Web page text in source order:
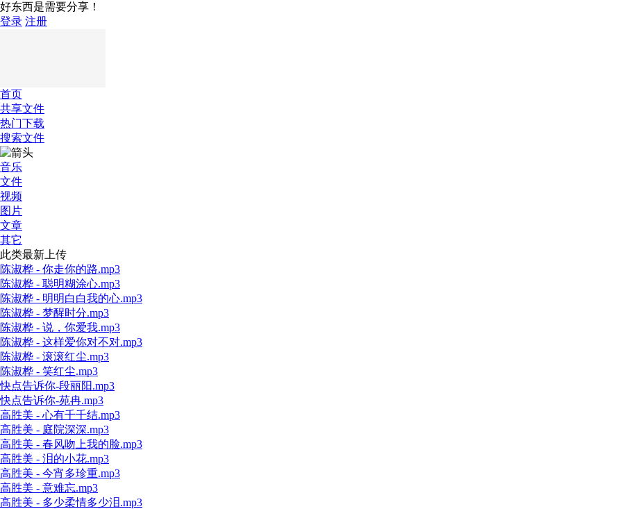
好东西是需要分享！
登录 注册
首页
共享文件
热门下载
搜索文件
音乐
文件
视频
图片
文章
其它
此类最新上传
陈淑桦 - 你走你的路.mp3
陈淑桦 - 聪明糊涂心.mp3
陈淑桦 - 明明白白我的心.mp3
陈淑桦 - 梦醒时分.mp3
陈淑桦 - 说，你爱我.mp3
陈淑桦 - 这样爱你对不对.mp3
陈淑桦 - 滚滚红尘.mp3
陈淑桦 - 笑红尘.mp3
快点告诉你-段丽阳.mp3
快点告诉你-苑冉.mp3
高胜美 - 心有千千结.mp3
高胜美 - 庭院深深.mp3
高胜美 - 春风吻上我的脸.mp3
高胜美 - 泪的小花.mp3
高胜美 - 今宵多珍重.mp3
高胜美 - 意难忘.mp3
高胜美 - 多少柔情多少泪.mp3